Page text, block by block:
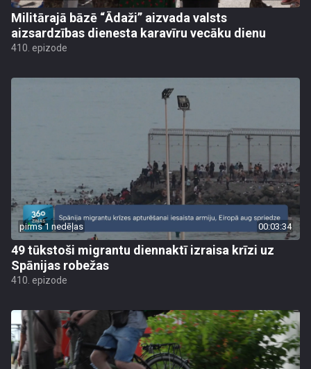
Militārajā bāzē “Ādaži” aizvada valsts
aizsardzības dienesta karavīru vecāku dienu
410. epizode
pirms 1 nedēļas 00:03:34
49 tūkstoši migrantu diennaktī izraisa krīzi uz
Spānijas robežas
410. epizode